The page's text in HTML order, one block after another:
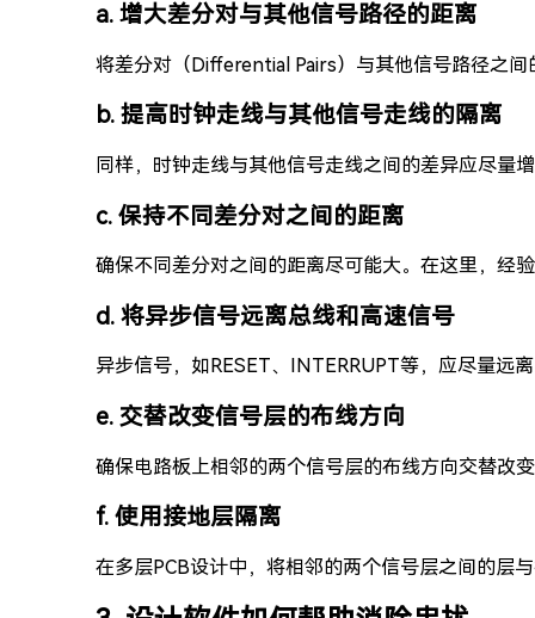
a. 增大差分对与其他信号路径的距离
将差分对（Differential Pairs）与其他信号路径之
b. 提高时钟走线与其他信号走线的隔离
同样，时钟走线与其他信号走线之间的差异应尽量
c. 保持不同差分对之间的距离
确保不同差分对之间的距离尽可能大。在这里，经
d. 将异步信号远离总线和高速信号
异步信号，如RESET、INTERRUPT等，应尽量远
e. 交替改变信号层的布线方向
确保电路板上相邻的两个信号层的布线方向交替改
f. 使用接地层隔离
在多层PCB设计中，将相邻的两个信号层之间的层